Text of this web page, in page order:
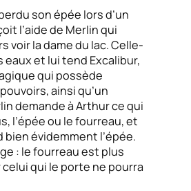
son épée lors d’un
l’aide de Merlin qui
voir la dame du lac. Celle-
eaux et lui tend Excalibur,
qui possède
ainsi qu’un
demande à Arthur ce qui
l’épée ou le fourreau, et
évidemment l’épée.
: le fourreau est plus
qui le porte ne pourra